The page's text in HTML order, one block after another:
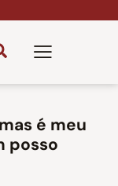
é meu
posso